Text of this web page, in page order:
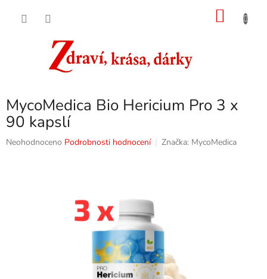
MycoMedica Bio Hericium Pro 3 x
90 kapslí
Průměrné
Neohodnoceno Podrobnosti hodnocení Značka: MycoMedica